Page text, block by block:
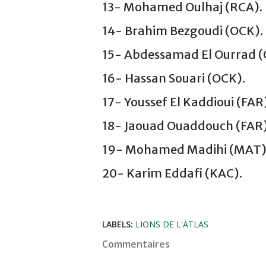
13- Mohamed Oulhaj (RCA).
14- Brahim Bezgoudi (OCK).
15- Abdessamad El Ourrad
16- Hassan Souari (OCK).
17- Youssef El Kaddioui
18- Jaouad Ouaddouch
19- Mohamed Madihi
20- Karim Eddafi (KAC).
LABELS: LIONS DE L'ATLAS
Commentaires